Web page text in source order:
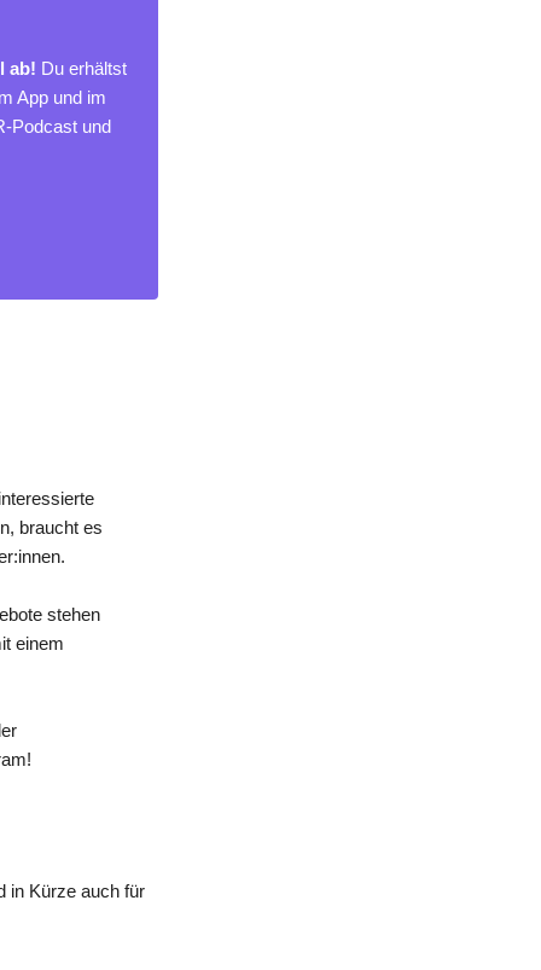
ab! Du erhältst
App und im
Podcast und
braucht es
stehen
einem
in Kürze auch für